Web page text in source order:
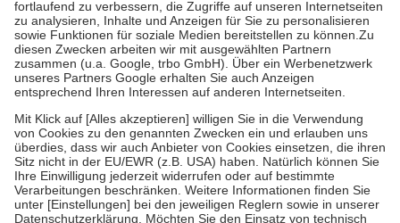
Diese Regeln gelten grundsätzlich auch für Online-Apotheken.
Bei Heilmitteln und häuslicher Krankenpflege beträgt die
Zuzahlung zehn Prozent der Kosten sowie zehn Euro je
Verordnung.
Um das Engagement der Versicherten für ihre eigene Gesundheit zu
stärken und die besondere Stellung der Familie zu unterstützen,
fallenkeine Zuzahlungenan bei:
• Kindern und Jugendlichen bis zum vollendeten 18. Lebensjahr
mit Ausnahme der Fahrkosten
• Untersuchungen zur Vorsorge und Früherkennung, die von der
GKV getragen werden
• empfohlenen Schutzimpfungen